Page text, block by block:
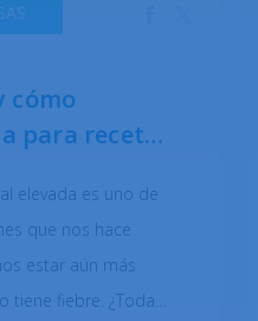
cómo
para recetar
elevada es uno de
que nos hace
estar aún más
tiene fiebre. ¿Toda